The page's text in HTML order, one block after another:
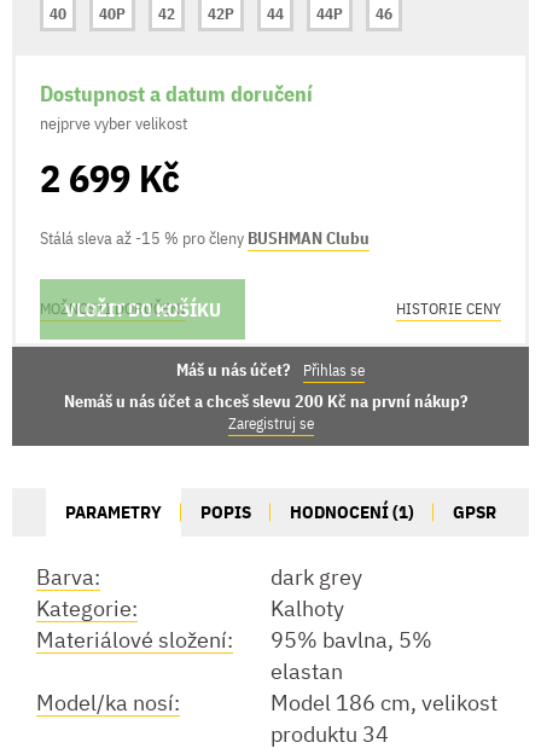
40 40P 42 42P 44 44P 46
Dostupnost a datum doručení
nejprve vyber velikost
2 699 Kč
Stálá sleva až -15 % pro členy BUSHMAN Clubu
VLOŽIT DO KOŠÍKU
MOŽNOSTI DORUČENÍ HISTORIE CENY
Máš u nás účet? Přihlas se
Nemáš u nás účet a chceš slevu 200 Kč na první nákup?
Zaregistruj se
PARAMETRY POPIS HODNOCENÍ (1) GPSR
Barva:
dark grey
Kategorie:
Kalhoty
Materiálové složení:
95% bavlna, 5%
elastan
Model/ka nosí:
Model 186 cm, velikost
produktu 34